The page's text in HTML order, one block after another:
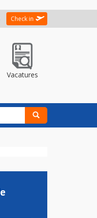
Check in
Vacatures